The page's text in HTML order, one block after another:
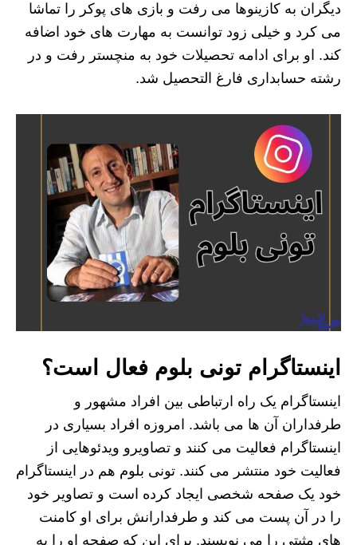
دیگران به کازینوها می رفت و بازی های پوکر را تماشا
می کرد و خیلی زود توانست به مهارت های خود اضافه
کند. او برای ادامه تحصیلات خود به منچستر رفت و در
رشته حسابداری فارغ التحصیل شد.
اینستاگرام تونی بلوم فعال است؟
اینستاگرام یک راه ارتباطی بین افراد مشهور و
طرفداران آن ها می باشد. امروزه افراد بسیاری در
اینستاگرام فعالیت می کنند و تصاویرو ویدئوهایی از
فعالیت خود منتشر می کنند. تونی بلوم هم در اینستاگرام
خود یک صفحه شخصی ایجاد کرده است و تصاویر خود
را در آن پست می کند و طرفدارانش برای او کامنت
های مثبتی را می نویسند. برای این که صفحه او را به